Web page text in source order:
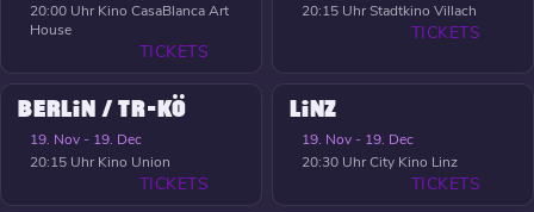
20:00 Uhr Kino CasaBlanca Art
House
TICKETS
20:15 UhrStadtkino Villach
TICKETS
BERLIN / TR-KÖ
19. Nov - 19. Dec
20:15 Uhr Kino Union
TICKETS
LINZ
19. Nov - 19. Dec
20:30 UhrCity Kino Linz
TICKETS